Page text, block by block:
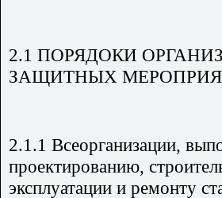
2.1 ПОРЯДОКИ
ЗАЩИТНЫХ
2.1.1 Всеорганизации,
проектированию,
эксплуатации и ремонту